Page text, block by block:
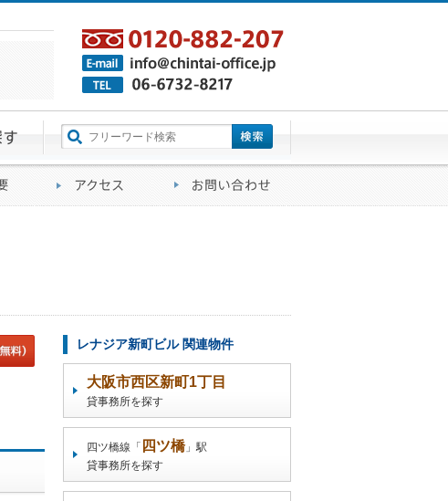
レナジア新町ビル 関連物件
大阪市西区新町1丁目
貸事務所を探す
四ツ橋線「 四ツ橋」駅
貸事務所を探す